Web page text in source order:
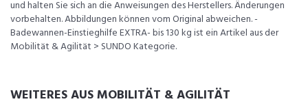
und halten Sie sich an die Anweisungen des Herstellers. Änderungen
vorbehalten. Abbildungen können vom Original abweichen. -
Badewannen-Einstieghilfe EXTRA- bis 130 kg ist ein Artikel aus der
Mobilität & Agilität > SUNDO Kategorie.
WEITERES AUS MOBILITÄT & AGILITÄT